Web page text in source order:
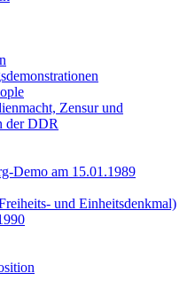
Zensur und
der DDR
Demo am 15.01.1989
und Einheitsdenkmal)